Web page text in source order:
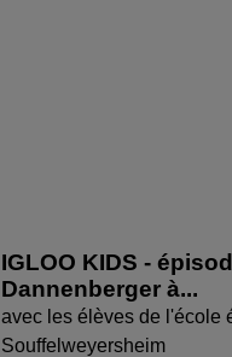
IGLOO KIDS -
Dannenberger à...
avec les élèves de l'école
Souffelweyersheim